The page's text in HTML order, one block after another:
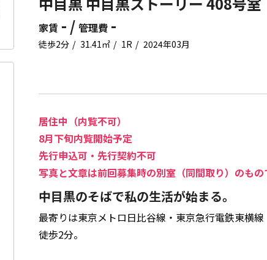
家賃 - / 管理費 -
徒歩2分 31.41㎡ 1R 2024年03月
居住中（内覧不可）
8月下旬内覧開始予定
先行申込可・先行契約不可
写真と文章は前回募集時の別室（同間取り）のも
中目黒のそばで私の生活が始まる。
最寄りは東京メトロ日比谷線・東京急行電鉄東横線
徒歩2分。